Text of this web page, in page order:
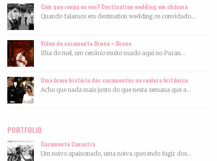
Com que roupa eu vou? Destination wedding em chácara
Quando falamos em destination wedding os convidado...
Vídeo de casamento Bruna + Bruno
Ilha do mel, um cenário muito usado aqui no Paran...
Uma breve história dos casamentos na realeza britânica
Acho que nada mais justo do que nesta semana que a...
PORTFOLIO
Casamento Canastra
Um noivo apaixonado, uma noiva querendo fugir dos...